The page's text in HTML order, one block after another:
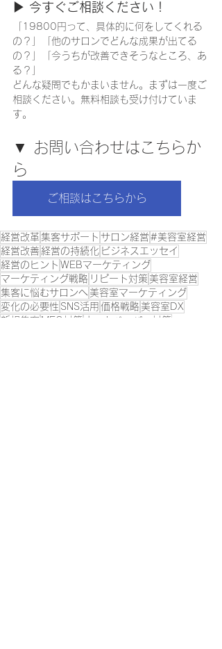
▶ 今すぐご相談ください！
「19800円って、具体的に何をしてくれる
の？」「他のサロンでどんな成果が出てる
の？」「今うちが改善できそうなところ、あ
る？」
どんな疑問でもかまいません。まずは一度ご
相談ください。無料相談も受け付けていま
す。
▼ お問い合わせはこちらか
ら
ご相談はこちらから
経営改革 集客サポート サロン経営 #美容室経営
経営改善経営の持続化 ビジネスエッセイ
経営のヒント WEBマーケティング
マーケティング戦略 リピート対策 美容室経営
集客に悩むサロンへ 美容室マーケティング
変化の必要性 SNS活用 価格戦略 美容室DX
新規集客 MEO対策
ホットペッパー対策